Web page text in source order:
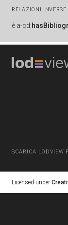
RELAZIONI INVERSE
è a-cd:
SCARICA LODVIEW
Licensed under